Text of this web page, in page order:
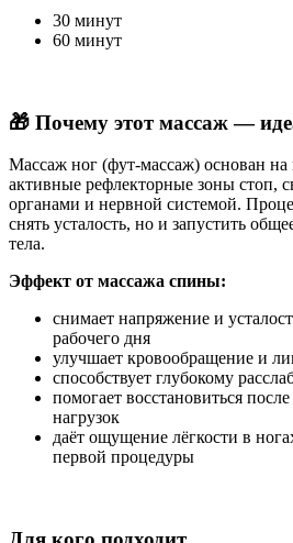
30 минут
60 минут
🎁 Почему этот массаж —
Массаж ног (фут-массаж) основан на
активные рефлекторные зоны стоп,
органами и нервной системой.
снять усталость, но и запустить
тела.
Эффект от массажа спины:
снимает напряжение и
рабочего дня
улучшает кровообращение и
способствует глубокому
помогает восстановиться
нагрузок
даёт ощущение лёгкости в
первой процедуры